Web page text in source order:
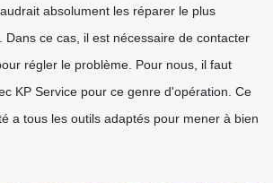
absolument les réparer le plus
Dans ce cas, il est nécessaire de contacter
régler le problème. Pour nous, il faut
KP Service pour ce genre d'opération. Ce
a tous les outils adaptés pour mener à bien